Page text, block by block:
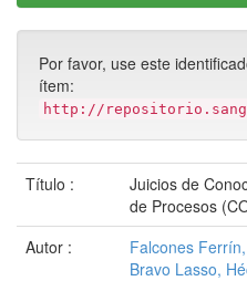
Por favor, use este
ítem:
http://
Título :
Juicios de
de Procesos
Autor :
Falcones
Bravo Lasso,